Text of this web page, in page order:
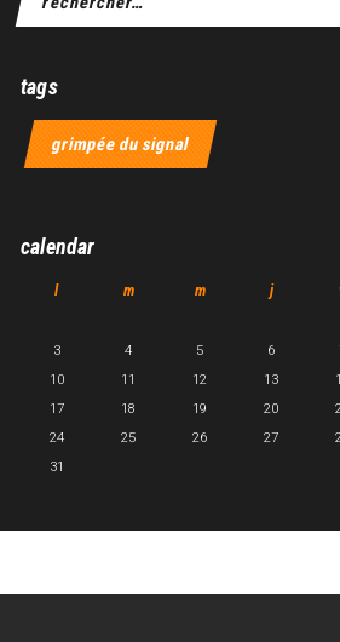
tags
grimpée du signal
calendar
l m m j
3
4 5 6
10
11 12 13
17
18 19 20
24
25 26 27
31